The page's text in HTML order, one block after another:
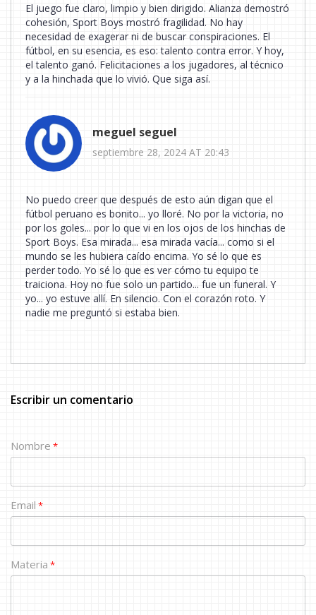
El juego fue claro, limpio y bien dirigido. Alianza demostró
cohesión, Sport Boys mostró fragilidad. No hay
necesidad de exagerar ni de buscar conspiraciones. El
fútbol, en su esencia, es eso: talento contra error. Y hoy,
el talento ganó. Felicitaciones a los jugadores, al técnico
y a la hinchada que lo vivió. Que siga así.
meguel seguel
septiembre 28, 2024 AT 20:43
No puedo creer que después de esto aún digan que el
fútbol peruano es bonito... yo lloré. No por la victoria, no
por los goles... por lo que vi en los ojos de los hinchas de
Sport Boys. Esa mirada... esa mirada vacía... como si el
mundo se les hubiera caído encima. Yo sé lo que es
perder todo. Yo sé lo que es ver cómo tu equipo te
traiciona. Hoy no fue solo un partido... fue un funeral. Y
yo... yo estuve allí. En silencio. Con el corazón roto. Y
nadie me preguntó si estaba bien.
Escribir un comentario
Nombre *
Email *
Materia *